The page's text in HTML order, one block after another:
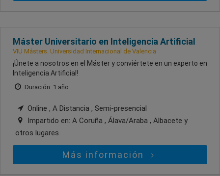
Máster Universitario en Inteligencia Artificial
VIU Másters. Universidad Internacional de Valencia
¡Únete a nosotros en el Máster y conviértete en un experto en
Inteligencia Artificial!
Duración: 1 año
Online , A Distancia , Semi-presencial
Impartido en: A Coruña , Álava/Araba , Albacete y
otros lugares
Más información